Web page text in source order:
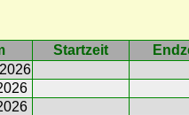
Startzeit